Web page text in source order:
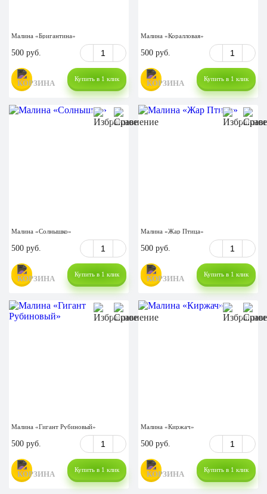
Малина «Бригантина»
500 руб.
Купить в 1 клик
Малина «Коралловая»
500 руб.
Купить в 1 клик
Малина «Солнышко»
500 руб.
Купить в 1 клик
Малина «Жар Птица»
500 руб.
Купить в 1 клик
Малина «Гигант Рубиновый»
500 руб.
Купить в 1 клик
Малина «Киржач»
500 руб.
Купить в 1 клик